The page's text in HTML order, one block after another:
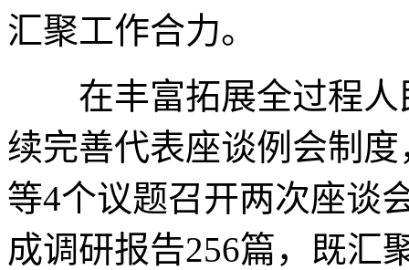
汇聚工作合力。
在丰富拓展全过程人
续完善代表座谈例会制
等4个议题召开两次座谈
成调研报告256篇，既汇